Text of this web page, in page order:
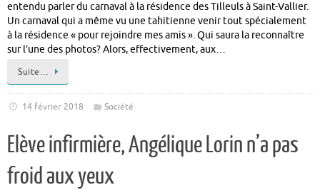
entendu parler du carnaval à la résidence des Tilleuls à Saint-Vallier.
Un carnaval qui a même vu une tahitienne venir tout spécialement
à la résidence « pour rejoindre mes amis ». Qui saura la reconnaître
sur l’une des photos? Alors, effectivement, aux…
Suite…
14 février 2018 Société
Elève infirmière, Angélique Lorin n’a pas
froid aux yeux